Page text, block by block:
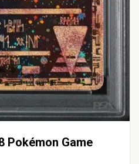
Pokémon Game